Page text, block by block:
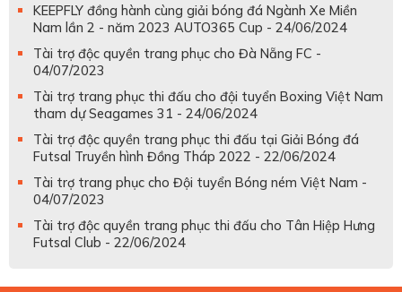
KEEPFLY đồng hành cùng giải bóng đá Ngành Xe Miền
Nam lần 2 - năm 2023 AUTO365 Cup - 24/06/2024
Tài trợ độc quyền trang phục cho Đà Nẵng FC -
04/07/2023
Tài trợ trang phục thi đấu cho đội tuyển Boxing Việt Nam
tham dự Seagames 31 - 24/06/2024
Tài trợ độc quyền trang phục thi đấu tại Giải Bóng đá
Futsal Truyền hình Đồng Tháp 2022 - 22/06/2024
Tài trợ trang phục cho Đội tuyển Bóng ném Việt Nam -
04/07/2023
Tài trợ độc quyền trang phục thi đấu cho Tân Hiệp Hưng
Futsal Club - 22/06/2024